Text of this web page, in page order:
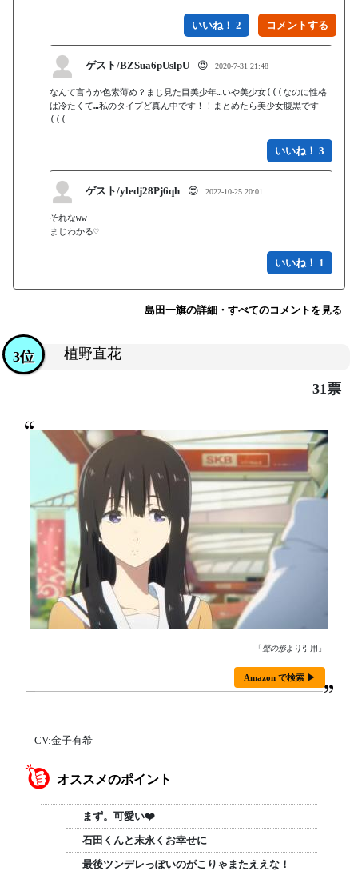
いいね！ 2
ゲスト/BZSua6pUslpU 😍 2020-7-31 21:48
なんて言うか色素薄め？まじ見た目美少年…いや美少女(((なのに性格
は冷たくて…私のタイプど真ん中です！！まとめたら美少女腹黒です
(((
いいね！ 3
ゲスト/yledj28Pj6qh 😍 2022-10-25 20:01
それなww
まじわかる♡
いいね！ 1
島田一旗の詳細・すべてのコメントを見る
植野直花
3位
31票
「聲の形より引用」
Amazon で検索 ▶
CV:金子有希
オススメのポイント
まず。可愛い❤️
石田くんと末永くお幸せに
最後ツンデレっぽいのがこりゃまたええな！